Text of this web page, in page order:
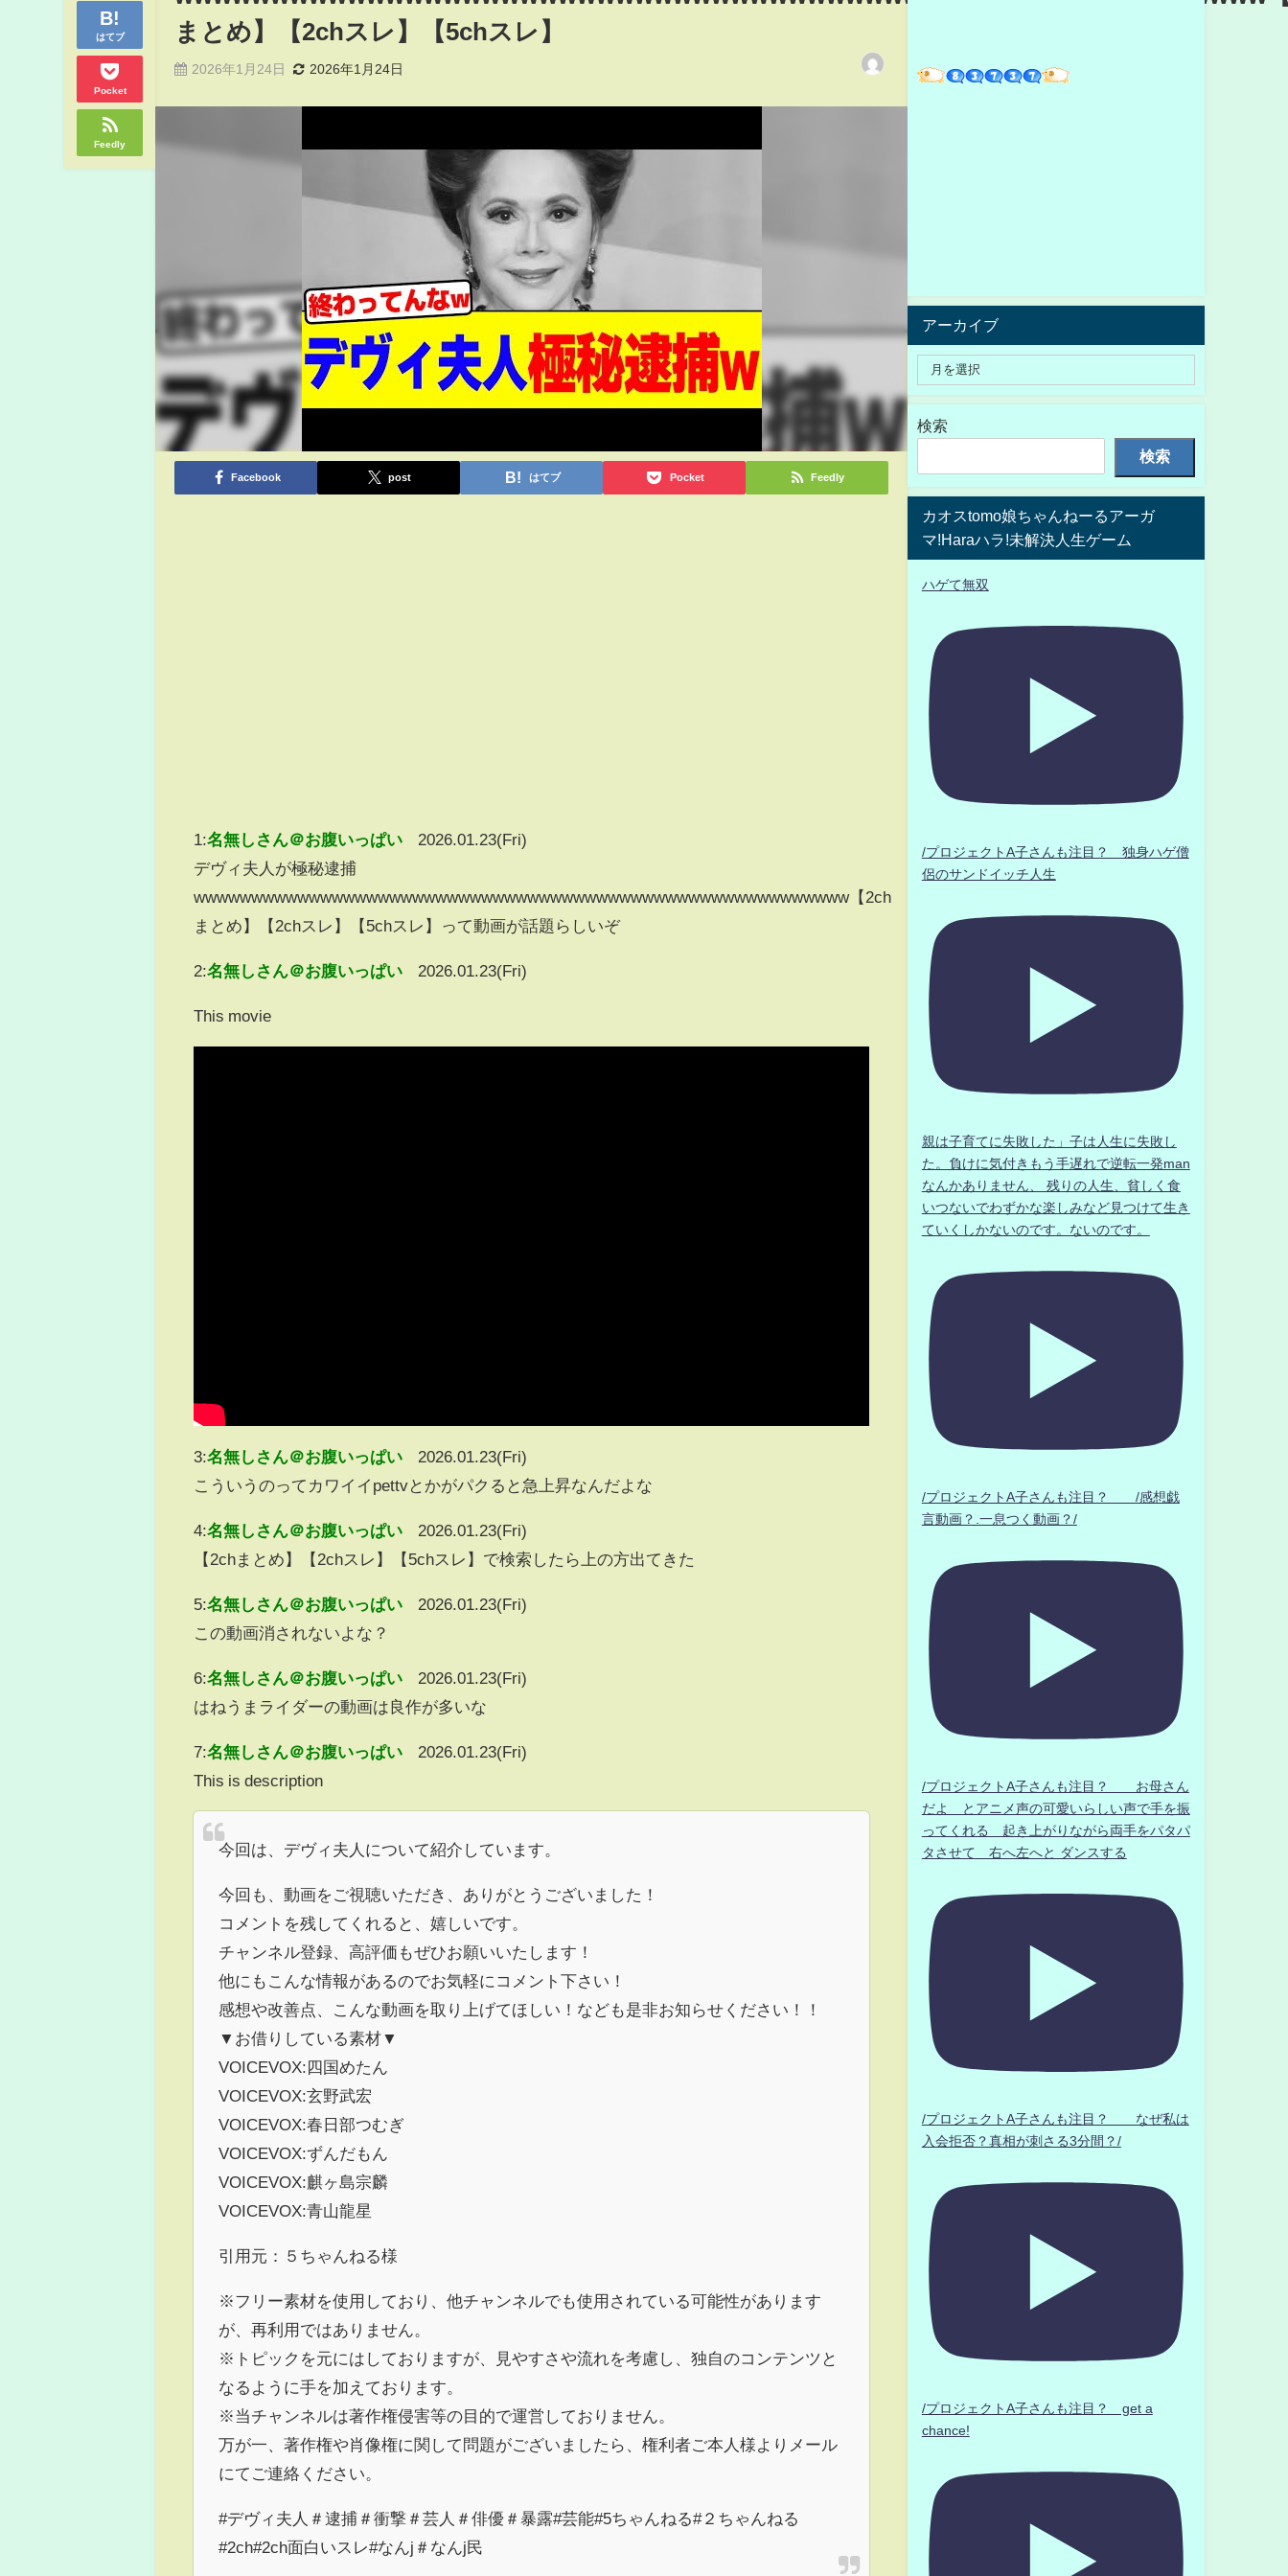
はてブ
Pocket
Feedly
まとめ】【2chスレ】【5chスレ】
2026年1月24日 2026年1月24日
Facebook post はてブ Pocket Feedly
1:名無しさん＠お腹いっぱい
2026.01.23(Fri)
デヴィ夫人が極秘逮捕
wwwwwwwwwwwwwwwwwwwwwwwwwwwwwwwwwwwwwwwwwwwwwwwwwwwwwwwww【2ch
まとめ】【2chスレ】【5chスレ】って動画が話題らしいぞ
2:名無しさん＠お腹いっぱい 2026.01.23(Fri)
This movie
3:名無しさん＠お腹いっぱい
2026.01.23(Fri)
こういうのってカワイイpettvとかがパクると急上昇なんだよな
4:名無しさん＠お腹いっぱい
2026.01.23(Fri)
【2chまとめ】【2chスレ】【5chスレ】で検索したら上の方出てきた
5:名無しさん＠お腹いっぱい
2026.01.23(Fri)
この動画消されないよな？
6:名無しさん＠お腹いっぱい
2026.01.23(Fri)
はねうまライダーの動画は良作が多いな
7:名無しさん＠お腹いっぱい
2026.01.23(Fri)
This is description
今回は、デヴィ夫人について紹介しています。
今回も、動画をご視聴いただき、ありがとうございました！
コメントを残してくれると、嬉しいです。
チャンネル登録、高評価もぜひお願いいたします！
他にもこんな情報があるのでお気軽にコメント下さい！
感想や改善点、こんな動画を取り上げてほしい！なども是非お知らせください！！
▼お借りしている素材▼
VOICEVOX:四国めたん
VOICEVOX:玄野武宏
VOICEVOX:春日部つむぎ
VOICEVOX:ずんだもん
VOICEVOX:麒ヶ島宗麟
VOICEVOX:青山龍星
引用元：５ちゃんねる様
※フリー素材を使用しており、他チャンネルでも使用されている可能性があります
が、再利用ではありません。
※トピックを元にはしておりますが、見やすさや流れを考慮し、独自のコンテンツと
なるように手を加えております。
※当チャンネルは著作権侵害等の目的で運営しておりません。
万が一、著作権や肖像権に関して問題がございましたら、権利者ご本人様よりメール
にてご連絡ください。
#デヴィ夫人＃逮捕＃衝撃＃芸人＃俳優＃暴露#芸能#5ちゃんねる#２ちゃんねる
#2ch#2ch面白いスレ#なんj＃なんj民
アーカイブ
検索
検索
カオスtomo娘ちゃんねーるアーガ
マ!Haraハラ!未解決人生ゲーム
ハゲて無双
/プロジェクトA子さんも注目？ 独身ハゲ僧
侶のサンドイッチ人生
親は子育てに失敗した」子は人生に失敗し
た。負けに気付きもう手遅れで逆転一発man
なんかありません、 残りの人生、貧しく食
いつないでわずかな楽しみなど見つけて生き
ていくしかないのです。ないのです。
/プロジェクトA子さんも注目？ /感想戯
言動画？.一息つく動画？/
/プロジェクトA子さんも注目？ お母さん
だよ とアニメ声の可愛いらしい声で手を振
ってくれる 起き上がりながら両手をパタパ
タさせて 右へ左へと ダンスする
/プロジェクトA子さんも注目？ なぜ私は
入会拒否？真相が刺さる3分間？/
/プロジェクトA子さんも注目？ get a
chance!